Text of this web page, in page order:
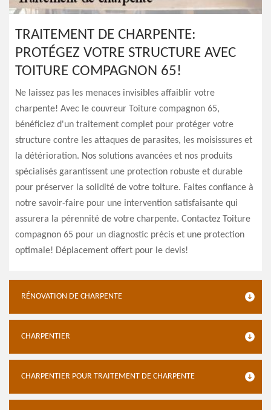
TRAITEMENT DE CHARPENTE:
PROTÉGEZ VOTRE STRUCTURE AVEC
TOITURE COMPAGNON 65!
Ne laissez pas les menaces invisibles affaiblir votre
charpente! Avec le couvreur Toiture compagnon 65,
bénéficiez d'un traitement complet pour protéger votre
structure contre les attaques de parasites, les moisissures et
la détérioration. Nos solutions avancées et nos produits
spécialisés garantissent une protection robuste et durable
pour préserver la solidité de votre toiture. Faites confiance à
notre savoir-faire pour une intervention satisfaisante qui
assurera la pérennité de votre charpente. Contactez Toiture
compagnon 65 pour un diagnostic précis et une protection
optimale! Déplacement offert pour le devis!
RÉNOVATION DE CHARPENTE
CHARPENTIER
CHARPENTIER POUR TRAITEMENT DE CHARPENTE